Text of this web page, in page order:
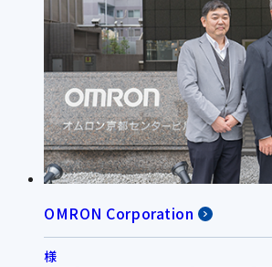
OMRON Corporation
様